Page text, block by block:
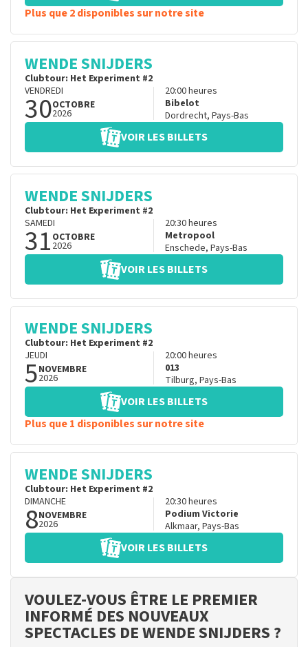
Plus que 2 disponibles sur notre site
WENDE SNIJDERS
Clubtour: Het Experiment #2
VENDREDI
30OCTOBRE
2026
20:00heures
Bibelot
Dordrecht, Pays-Bas
VOIR LES BILLETS
WENDE SNIJDERS
Clubtour: Het Experiment #2
SAMEDI
31 OCTOBRE
2026
20:30heures
Metropool
Enschede, Pays-Bas
VOIR LES BILLETS
WENDE SNIJDERS
Clubtour: Het Experiment #2
JEUDI
5NOVEMBRE
2026
20:00heures
013
Tilburg, Pays-Bas
VOIR LES BILLETS
Plus que 1 disponibles sur notre site
WENDE SNIJDERS
Clubtour: Het Experiment #2
DIMANCHE
8NOVEMBRE
2026
20:30heures
Podium Victorie
Alkmaar, Pays-Bas
VOIR LES BILLETS
VOULEZ-VOUS ÊTRE LE PREMIER
INFORMÉ DES NOUVEAUX
SPECTACLES DE WENDE SNIJDERS ?